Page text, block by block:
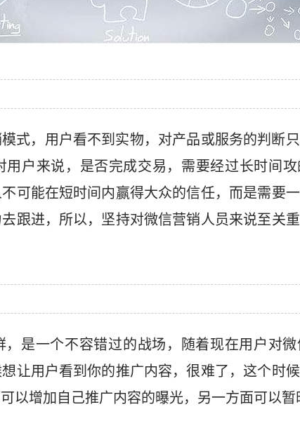
式，用户看不到实物，对产品或服务的判断
户来说，是否完成交易，需要经过长时间攻
可能在短时间内赢得大众的信任，而是需要
跟进，所以，坚持对微信营销人员来说至关
，是一个不容错过的战场，随着现在用户对
让用户看到你的推广内容，很难了，这个时
以增加自己推广内容的曝光，另一方面可以暂